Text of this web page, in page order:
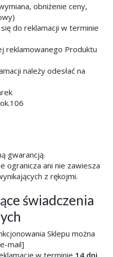
obniżenie ceny,
do reklamacji w terminie
reklamowanego Produktu
należy odesłać na
gwarancją.
ogranicza ani nie zawiesza
z rękojmi.
świadczenia
Sklepu można
mail]